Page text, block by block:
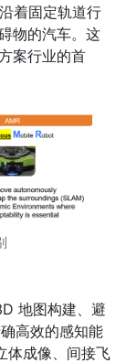
着固定轨道行
物的汽车。这
案行业的首
地图构建、避
高效的感知能
体成像、间接飞